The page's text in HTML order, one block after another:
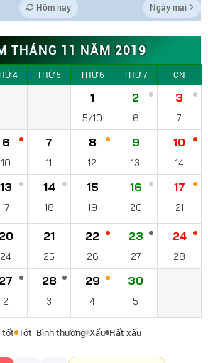
Hôm nay Ngày mai
THÁNG 11 NĂM 2019
4 THỨ 5 THỨ 6 THỨ 7 CN
1
5/10
2
6
3
7
6
10
7
11
8
12
9
13
10
14
13
17
14
18
15
19
16
20
17
21
20
24
21
25
22
26
23
27
24
28
27
2
28
3
29
4
30
5
tốt Tốt Bình thường Xấu Rất xấu